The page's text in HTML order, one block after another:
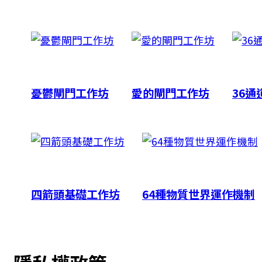
憂鬱閘門工作坊 愛的閘門工作坊 36通
四箭頭基礎工作坊 64種物質世界運作機制